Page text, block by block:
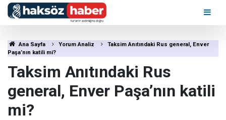
Ana Sayfa Yorum Analiz
Taksim Anıtındaki Rus general, Enver
Paşa’nın katili mi?
Taksim Anıtındaki Rus
general, Enver Paşa’nın katili
mi?